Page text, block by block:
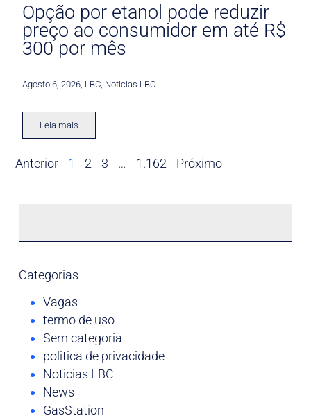
Opção por etanol pode reduzir
preço ao consumidor em até R$
300 por mês
Agosto 6, 2026 LBC Noticias LBC
Leia mais
Anterior 1 2 3 … 1.162 Próximo
Categorias
Vagas
termo de uso
Sem categoria
politica de privacidade
Noticias LBC
News
GasStation